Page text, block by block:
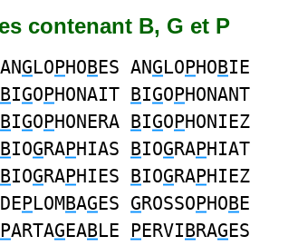
contenant B, G et P
GLOPHOBES ANGLOPHOBIE
BIGOPHONAIT BIGOPHONANT
BIGOPHONERA BIGOPHONIEZ
BIOGRAPHIAS BIOGRAPHIAT
BIOGRAPHIES BIOGRAPHIEZ
PLOMBAGES GROSSOPHOBE
PARTAGEABLE PERVIBRAGES